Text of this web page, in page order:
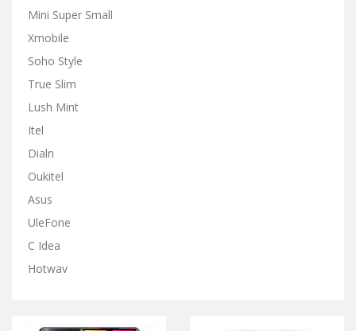
Mini Super Small
Xmobile
Soho Style
True Slim
Lush Mint
Itel
Dialn
Oukitel
Asus
UleFone
C Idea
Hotwav